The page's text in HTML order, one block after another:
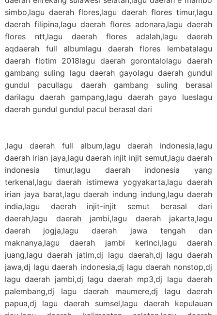
simbo,lagu daerah flores,lagu daerah flores timur,lagu
daerah filipina,lagu daerah flores adonara,lagu daerah
flores ntt,lagu daerah flores adalah,lagu daerah
aqdaerah full albumlagu daerah flores lembatalagu
daerah flotim 2018lagu daerah gorontalolagu daerah
gambang suling lagu daerah gayolagu daerah gundul
gundul pacullagu daerah gambang suling berasal
darilagu daerah gampang,lagu daerah gayo lueslagu
daerah gundul gundul pacul berasal dari
,lagu daerah full album,lagu daerah indonesia,lagu
daerah irian jaya,lagu daerah injit injit semut,lagu daerah
indonesia timur,lagu daerah indonesia yang
terkenal,lagu daerah istimewa yogyakarta,lagu daerah
irian jaya barat,lagu daerah indung indung,lagu daerah
india,lagu daerah injit-injit semut berasal dari
daerah,lagu daerah jambi,lagu daerah jakarta,lagu
daerah jogja,lagu daerah jawa tengah dan
maknanya,lagu daerah jambi kerinci,lagu daerah
juang,lagu daerah jatim,dj lagu daerah,dj lagu daerah
jawa,dj lagu daerah indonesia,dj lagu daerah nonstop,dj
lagu daerah jambi,dj lagu daerah mp3,dj lagu daerah
palembang,dj lagu daerah maumere,dj lagu daerah
papua,dj lagu daerah sumsel,lagu daerah kepulauan